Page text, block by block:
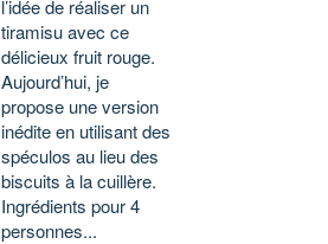
l’idée de réaliser un
tiramisu avec ce
délicieux fruit rouge.
Aujourd’hui, je
propose une version
inédite en utilisant des
spéculos au lieu des
biscuits à la cuillère.
Ingrédients pour 4
personnes...